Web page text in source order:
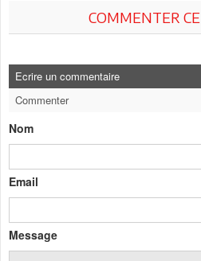
COMMENTER
Ecrire un commentaire
Commenter
Nom
Email
Message